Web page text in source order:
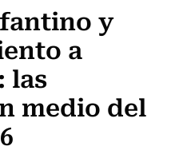
y
a
las
medio del